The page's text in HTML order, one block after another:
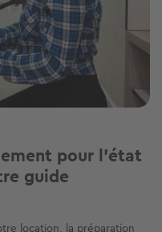
pour l'état
guide
location, la préparation